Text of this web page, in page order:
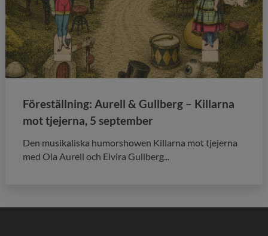
Föreställning: Aurell & Gullberg – Killarna
mot tjejerna, 5 september
Den musikaliska humor­showen Killarna mot tjejerna
med Ola Aurell och Elvira Gullberg...